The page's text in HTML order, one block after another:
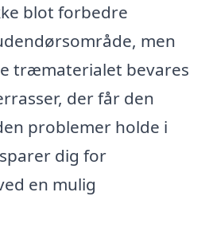
blot forbedre
men
træmaterialet bevares
der får den
problemer holde i
dig for
en mulig